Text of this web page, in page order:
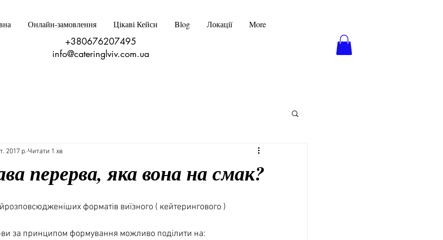
Онлайн‑замовлення Цікаві Кейси Blog Локації More
+380676207495
info@cateringlviv.com.ua
перерва, яка вона на смак?
2017 р. Читати 1 хв
форматів виїзного ( кейтерингового )
за принципом формування можливо поділити на: